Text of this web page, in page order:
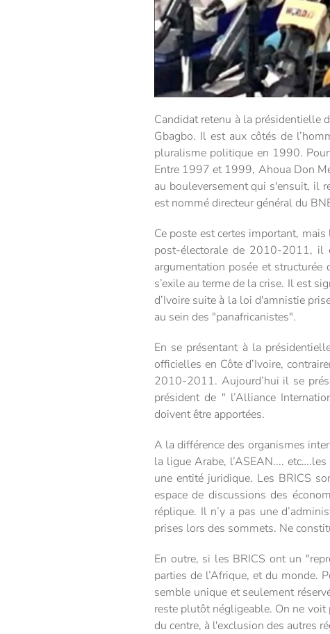
Candidat retenu à la présidentielle
Gbagbo. Il est aux côtés de
pluralisme politique en 1990.
Entre 1997 et 1999, Ahoua Don
au bouleversement qui s'ensuit, il
est nommé directeur général du
Ce poste est certes important,
post-électorale de 2010-2011, il
argumentation posée et
s’exile au terme de la crise. Il est
d’Ivoire suite à la loi d'amnistie
au sein des "panafricanistes".
En se présentant à la
officielles en Côte d’Ivoire,
2010-2011. Aujourd’hui il se
président de " l’Alliance
doivent être apportées.
A la différence des organismes
la ligue Arabe, l’ASEAN....
une entité juridique. Les BRICS
espace de discussions des
réplique. Il n’y a pas une
prises lors des sommets. Ne
En outre, si les BRICS ont un
parties de l’Afrique, et du monde.
semble unique et seulement
reste plutôt négligeable. On ne
du centre, à l'exclusion des autres